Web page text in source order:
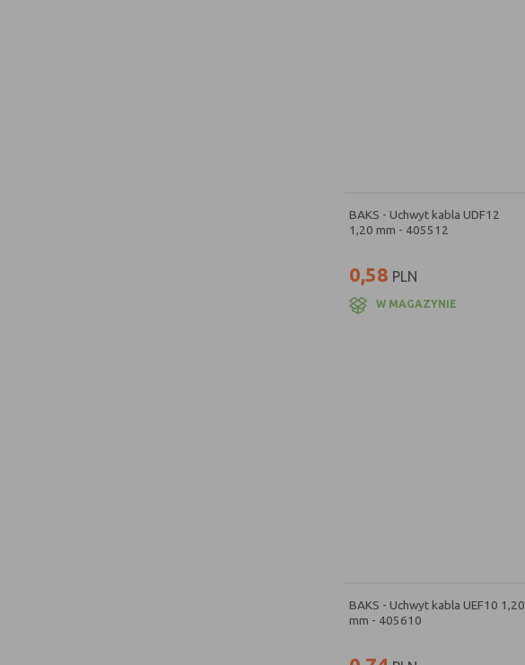
BAKS - Uchwyt kabla UDF12
1,20 mm - 405512
0,58 PLN
W MAGAZYNIE
BAKS - Uchwyt kabla UEF10 1,20
mm - 405610